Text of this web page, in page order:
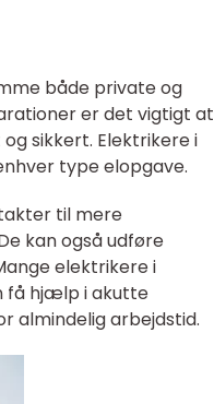
både private og
er det vigtigt at
sikkert. Elektrikere i
type elopgave.
til mere
kan også udføre
elektrikere i
få hjælp i akutte
almindelig arbejdstid.